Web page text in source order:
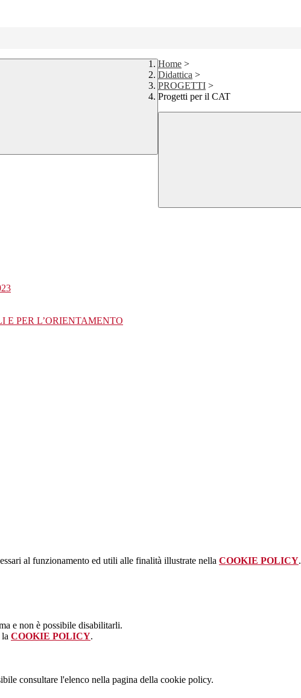
Home >
Didattica >
PROGETTI >
Progetti per il CAT
E PER L’ORIENTAMENTO
al funzionamento ed utili alle finalità illustrate nella COOKIE POLICY.
e non è possibile disabilitarli.
COOKIE POLICY.
consultare l'elenco nella pagina della cookie policy.